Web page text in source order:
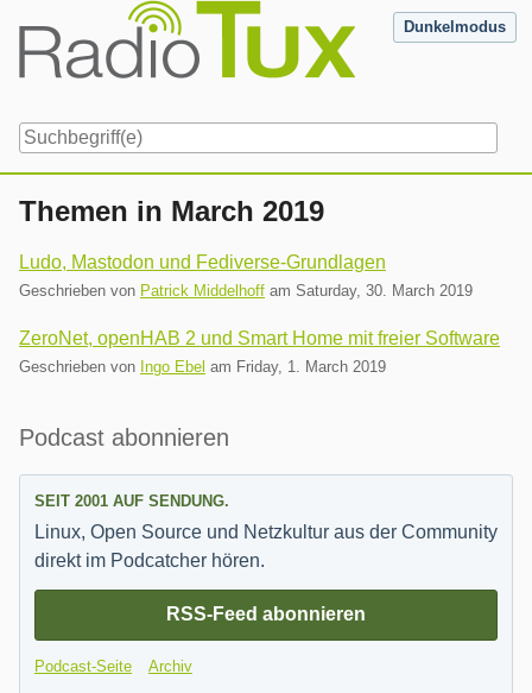
content
Dunkelmodus
Themen in March 2019
Ludo, Mastodon und Fediverse-Grundlagen
Geschrieben von Patrick Middelhoff am Saturday, 30. March 2019
ZeroNet, openHAB 2 und Smart Home mit freier Software
Geschrieben von Ingo Ebel am Friday, 1. March 2019
Seitenleiste
Podcast abonnieren
SEIT 2001 AUF SENDUNG.
Linux, Open Source und Netzkultur aus der Community
direkt im Podcatcher hören.
RSS-Feed abonnieren
Podcast-Seite Archiv